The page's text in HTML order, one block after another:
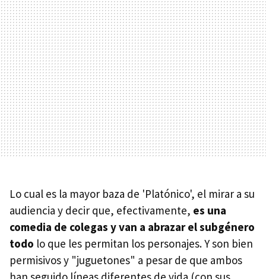
Lo cual es la mayor baza de 'Platónico', el mirar a su
audiencia y decir que, efectivamente, es una
comedia de colegas y van a abrazar el subgénero
todo lo que les permitan los personajes. Y son bien
permisivos y "juguetones" a pesar de que ambos